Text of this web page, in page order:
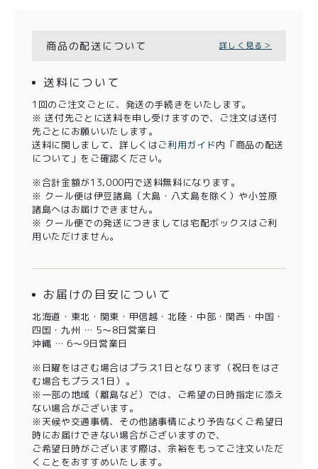
商品の配送について 詳しく見る＞
送料について
1回のご注文ごとに、発送の手続きをいたします。
※ 送付先ごとに送料を申し受けますので、ご注文は送付
先ごとにお願いいたします。
送料に関しまして、詳しくはご利用ガイド内「商品の配送
について」をご確認ください。
※合計金額が13,000円で送料無料になります。
※ クール便は伊豆諸島（大島・八丈島を除く）や小笠原
諸島へはお届けできません。
※ クール便での発送につきましては宅配ボックスはご利
用いただけません。
お届けの目安について
北海道・東北・関東・甲信越・北陸・中部・関西・中国・
四国・九州 … 5～8日営業日
沖縄 … 6～9日営業日
※日曜をはさむ場合はプラス1日となります（祝日をはさ
む場合もプラス1日）。
※一部の地域（離島など）では、ご希望の日時指定に添え
ない場合がございます。
※天候や交通事情、その他諸事情により予告なくご希望日
時にお届けできない場合がございますので、
ご希望日時がございます際は、余裕をもってご注文いただ
くことをおすすめいたします。